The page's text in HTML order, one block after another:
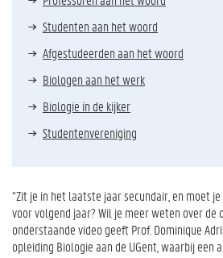
Studenten aan het woord
Afgestudeerden aan het woord
Biologen aan het werk
Biologie in de kijker
Studentenvereniging
“Zit je in het laatste jaar secundair, en moet
voor volgend jaar? Wil je meer weten over de
onderstaande video geeft Prof. Dominique
opleiding Biologie aan de UGent, waarbij een